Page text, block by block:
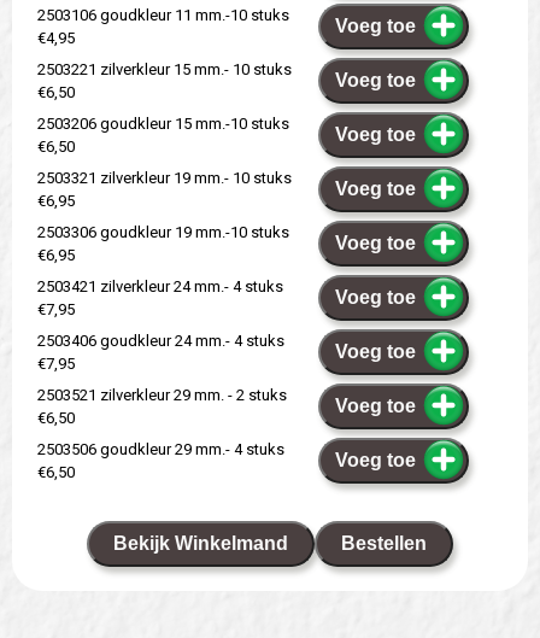
2503106 goudkleur 11 mm.-10 stuks
€4,95
Voeg toe
2503221 zilverkleur 15 mm.- 10 stuks
€6,50
Voeg toe
2503206 goudkleur 15 mm.-10 stuks
€6,50
Voeg toe
2503321 zilverkleur 19 mm.- 10 stuks
€6,95
Voeg toe
2503306 goudkleur 19 mm.-10 stuks
€6,95
Voeg toe
2503421 zilverkleur 24 mm.- 4 stuks
€7,95
Voeg toe
2503406 goudkleur 24 mm.- 4 stuks
€7,95
Voeg toe
2503521 zilverkleur 29 mm. - 2 stuks
€6,50
Voeg toe
2503506 goudkleur 29 mm.- 4 stuks
€6,50
Voeg toe
Bekijk Winkelmand Bestellen